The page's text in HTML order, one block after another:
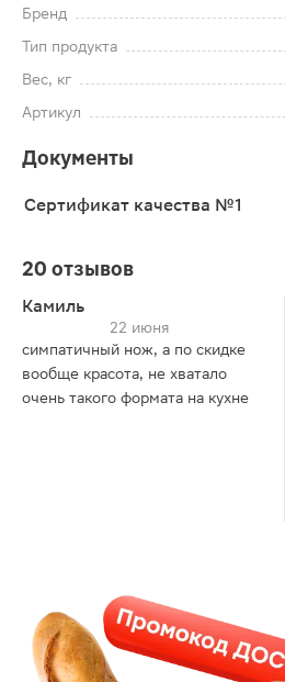
Бренд
Тип продукта
Вес, кг
Артикул
Документы
Сертификат качества №1
20 отзывов
Камиль
22 июня
симпатичный нож, а по скидке
вообще красота, не хватало
очень такого формата на кухне